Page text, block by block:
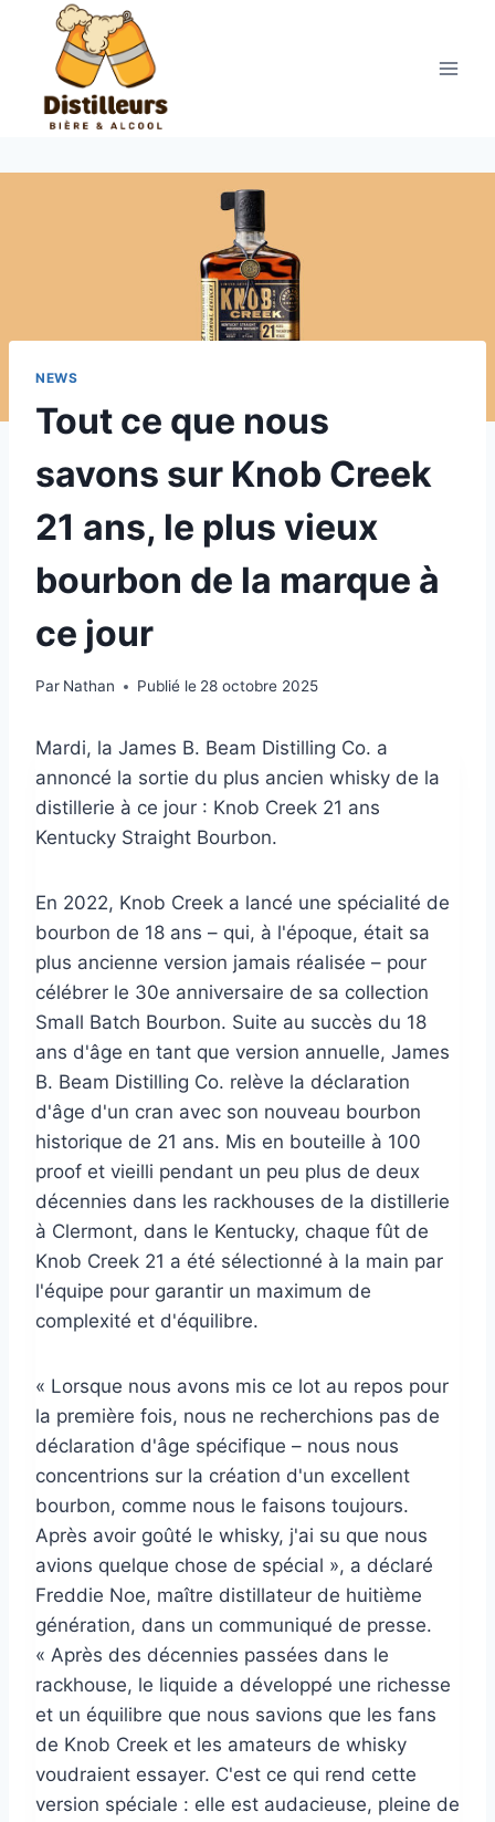
contenu
NEWS
Tout ce que nous
savons sur Knob Creek
21 ans, le plus vieux
bourbon de la marque à
ce jour
Par Nathan Publié le 28 octobre 2025
Mardi, la James B. Beam Distilling Co. a
annoncé la sortie du plus ancien whisky de la
distillerie à ce jour : Knob Creek 21 ans
Kentucky Straight Bourbon.
En 2022, Knob Creek a lancé une spécialité de
bourbon de 18 ans – qui, à l'époque, était sa
plus ancienne version jamais réalisée – pour
célébrer le 30e anniversaire de sa collection
Small Batch Bourbon. Suite au succès du 18
ans d'âge en tant que version annuelle, James
B. Beam Distilling Co. relève la déclaration
d'âge d'un cran avec son nouveau bourbon
historique de 21 ans. Mis en bouteille à 100
proof et vieilli pendant un peu plus de deux
décennies dans les rackhouses de la distillerie
à Clermont, dans le Kentucky, chaque fût de
Knob Creek 21 a été sélectionné à la main par
l'équipe pour garantir un maximum de
complexité et d'équilibre.
« Lorsque nous avons mis ce lot au repos pour
la première fois, nous ne recherchions pas de
déclaration d'âge spécifique – nous nous
concentrions sur la création d'un excellent
bourbon, comme nous le faisons toujours.
Après avoir goûté le whisky, j'ai su que nous
avions quelque chose de spécial », a déclaré
Freddie Noe, maître distillateur de huitième
génération, dans un communiqué de presse.
« Après des décennies passées dans le
rackhouse, le liquide a développé une richesse
et un équilibre que nous savions que les fans
de Knob Creek et les amateurs de whisky
voudraient essayer. C'est ce qui rend cette
version spéciale : elle est audacieuse, pleine de